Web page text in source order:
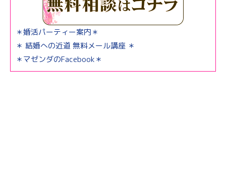
＊婚活パーティー案内＊
＊ 結婚への近道 無料メール講座 ＊
＊マゼンダのFacebook＊